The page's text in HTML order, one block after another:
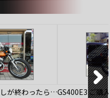
が終わったら…GS400E3ご購